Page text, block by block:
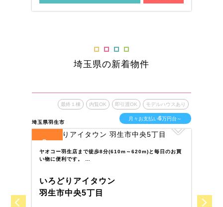
埼玉県の新着物件
埼玉県羽生市
最終１棟 内覧OK 即引渡OK モデルハウスあり
月々お支払い6万円台～
2
ヤオコー羽生店まで徒歩8分(610m～620m)と毎日のお買
い物に便利です。 …
いろどりアイタウン
羽生市中央5丁目